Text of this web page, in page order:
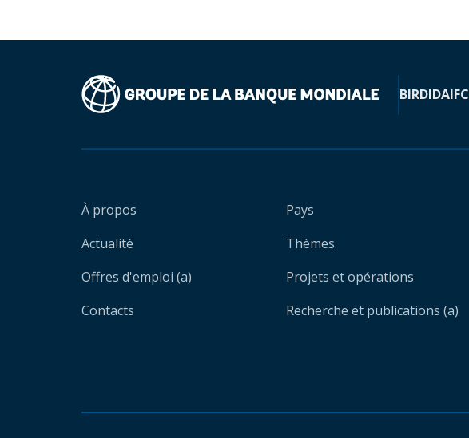
BIRDIDAIFC
À propos
Actualité
Offres d'emploi (a)
Contacts
Pays
Thèmes
Projets et opérations
Recherche et publications (a)